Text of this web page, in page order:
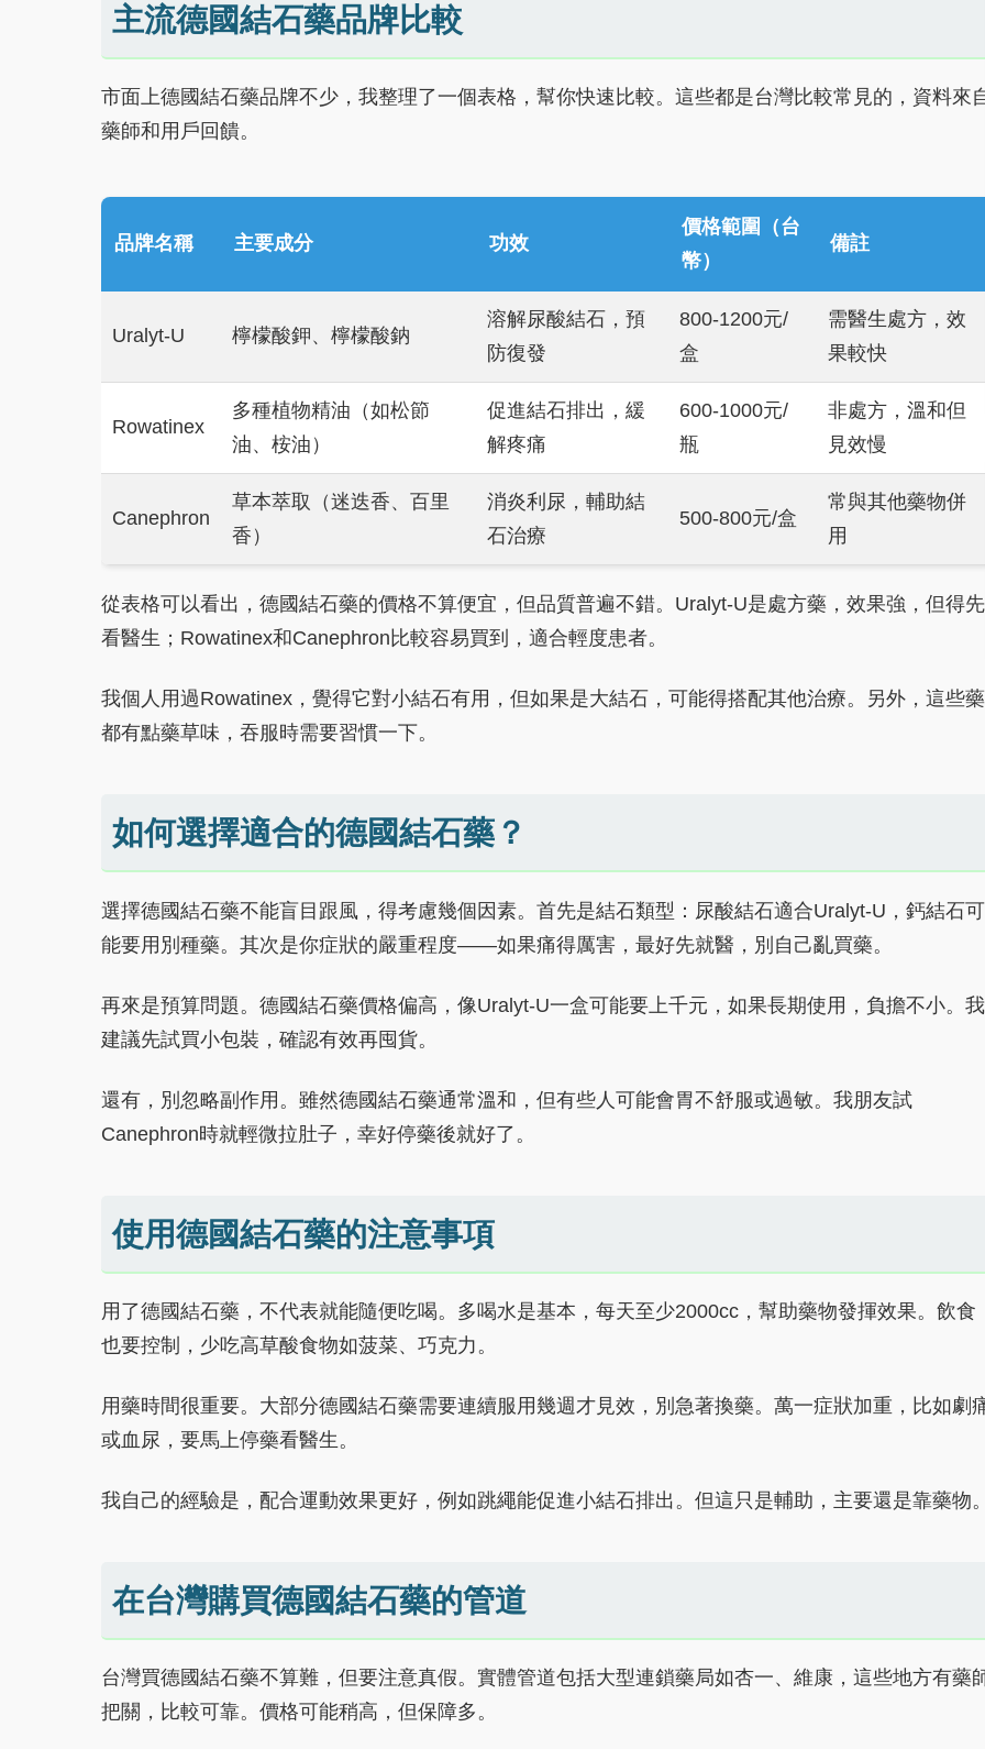
主流德國結石藥品牌比較
市面上德國結石藥品牌不少，我整理了一個表格，幫你快速比較。這些都是台灣比較常見的，資料來
藥師和用戶回饋。
品牌名稱 主要成分 功效
價格範圍（台
幣）
備註
Uralyt-U 檸檬酸鉀、檸檬酸鈉
溶解尿酸結石，預
防復發
800-1200元/
盒
需醫生處方，效
果較快
Rowatinex
多種植物精油（如松節
油、桉油）
促進結石排出，緩
解疼痛
600-1000元/
瓶
非處方，溫和但
見效慢
Canephron
草本萃取（迷迭香、百里
香）
消炎利尿，輔助結
石治療
500-800元/盒
常與其他藥物併
用
從表格可以看出，德國結石藥的價格不算便宜，但品質普遍不錯。Uralyt-U是處方藥，效果強，但得先
看醫生；Rowatinex和Canephron比較容易買到，適合輕度患者。
我個人用過Rowatinex，覺得它對小結石有用，但如果是大結石，可能得搭配其他治療。另外，這些藥
都有點藥草味，吞服時需要習慣一下。
如何選擇適合的德國結石藥？
選擇德國結石藥不能盲目跟風，得考慮幾個因素。首先是結石類型：尿酸結石適合Uralyt-U，鈣結石可
能要用別種藥。其次是你症狀的嚴重程度——如果痛得厲害，最好先就醫，別自己亂買藥。
再來是預算問題。德國結石藥價格偏高，像Uralyt-U一盒可能要上千元，如果長期使用，負擔不小。我
建議先試買小包裝，確認有效再囤貨。
還有，別忽略副作用。雖然德國結石藥通常溫和，但有些人可能會胃不舒服或過敏。我朋友試
Canephron時就輕微拉肚子，幸好停藥後就好了。
使用德國結石藥的注意事項
用了德國結石藥，不代表就能隨便吃喝。多喝水是基本，每天至少2000cc，幫助藥物發揮效果。飲食
也要控制，少吃高草酸食物如菠菜、巧克力。
用藥時間很重要。大部分德國結石藥需要連續服用幾週才見效，別急著換藥。萬一症狀加重，比如劇
或血尿，要馬上停藥看醫生。
我自己的經驗是，配合運動效果更好，例如跳繩能促進小結石排出。但這只是輔助，主要還是靠藥物。
在台灣購買德國結石藥的管道
台灣買德國結石藥不算難，但要注意真假。實體管道包括大型連鎖藥局如杏一、維康，這些地方有藥
把關，比較可靠。價格可能稍高，但保障多。